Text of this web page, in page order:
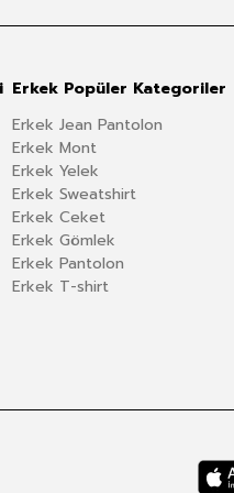
Erkek Popüler Kategoriler
Erkek Jean Pantolon
Erkek Mont
Erkek Yelek
Erkek Sweatshirt
Erkek Ceket
Erkek Gömlek
Erkek Pantolon
Erkek T-shirt